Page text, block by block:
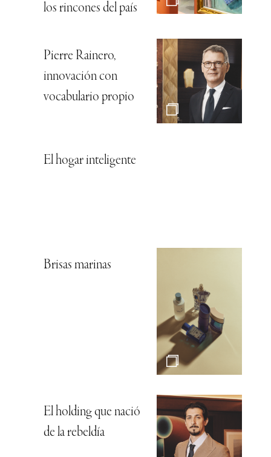
los rincones del país
Pierre Rainero,
innovación con
vocabulario propio
El hogar inteligente
Brisas marinas
El holding que nació
de la rebeldía